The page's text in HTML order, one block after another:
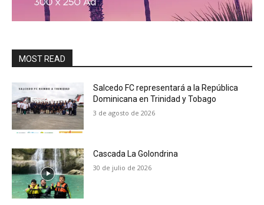
MOST READ
Salcedo FC representará a la República
Dominicana en Trinidad y Tobago
3 de agosto de 2026
Cascada La Golondrina
30 de julio de 2026